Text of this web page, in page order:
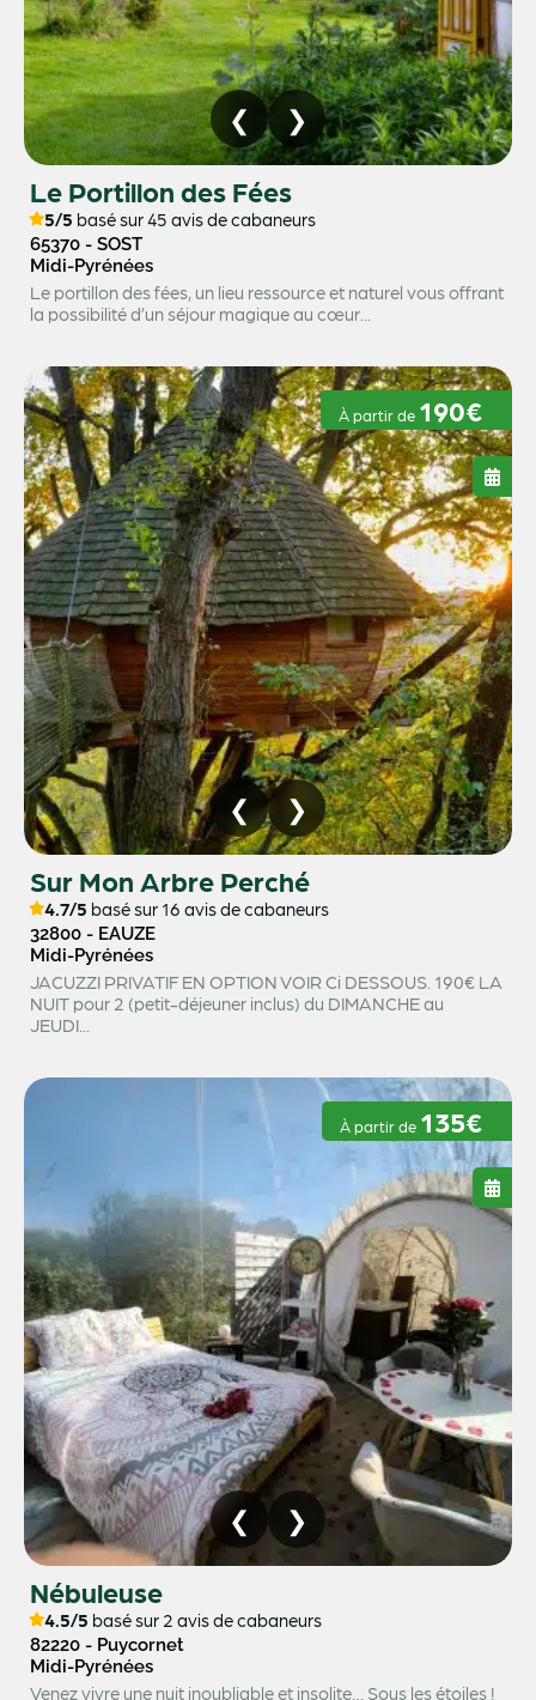
Le Portillon des Fées
5/5 basé sur 45 avis de cabaneurs
65370 - SOST
Midi-Pyrénées
Le portillon des fées, un lieu ressource et naturel vous offrant
la possibilité d’un séjour magique au cœur...
À partir de 190€
Sur Mon Arbre Perché
4.7/5 basé sur 16 avis de cabaneurs
32800 - EAUZE
Midi-Pyrénées
JACUZZI PRIVATIF EN OPTION VOIR Ci DESSOUS. 190€ LA
NUIT pour 2 (petit-déjeuner inclus) du DIMANCHE au
JEUDI...
À partir de 135€
Nébuleuse
4.5/5 basé sur 2 avis de cabaneurs
82220 - Puycornet
Midi-Pyrénées
Venez vivre une nuit inoubliable et insolite… Sous les étoiles !